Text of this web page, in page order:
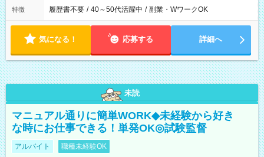
特徴 履歴書不要 / 40～50代活躍中 / 副業・WワークOK
気になる！ 応募する 詳細へ
未読
マニュアル通りに簡単WORK◆未経験から好き
な時にお仕事できる！単発OK◎試験監督
アルバイト 職種未経験OK